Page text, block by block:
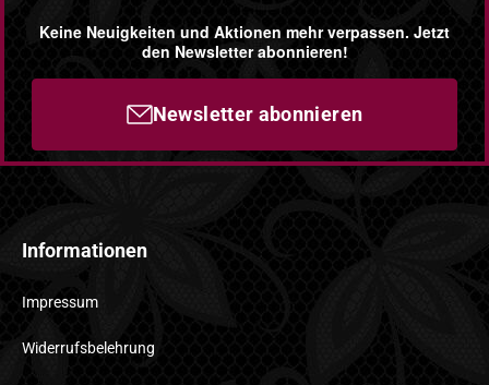
Keine Neuigkeiten und Aktionen mehr verpassen. Jetzt
den Newsletter abonnieren!
Newsletter abonnieren
Informationen
Impressum
Widerrufsbelehrung